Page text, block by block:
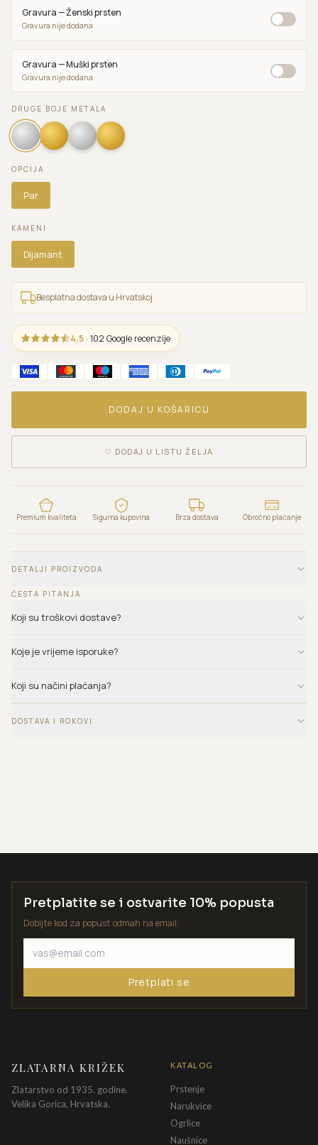
Gravura — Ženski prsten
Gravura nije dodana
Gravura — Muški prsten
Gravura nije dodana
DRUGE BOJE METALA
OPCIJA
Par
KAMENI
Dijamant
Besplatna dostava u Hrvatskoj
4,5 · 102 Google recenzije
DODAJ U KOŠARICU
♡ DODAJ U LISTU ŽELJA
Premium kvaliteta Sigurna kupovina Brza dostava Obročno plaćanje
DETALJI PROIZVODA
ČESTA PITANJA
Koji su troškovi dostave?
Koje je vrijeme isporuke?
Koji su načini plaćanja?
DOSTAVA I ROKOVI
Pretplatite se i ostvarite 10% popusta
Dobijte kod za popust odmah na email.
Pretplati se
ZLATARNA KRIŽEK
Zlatarstvo od 1935. godine.
Velika Gorica, Hrvatska.
KATALOG
Prstenje
Narukvice
Ogrlice
Naušnice